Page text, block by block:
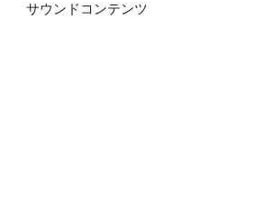
サウンドコンテンツ